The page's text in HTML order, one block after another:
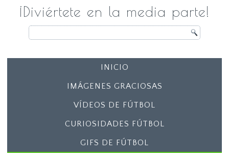
¡Diviértete en la media parte!
INICIO
IMÁGENES GRACIOSAS
VÍDEOS DE FÚTBOL
CURIOSIDADES FÚTBOL
GIFS DE FÚTBOL